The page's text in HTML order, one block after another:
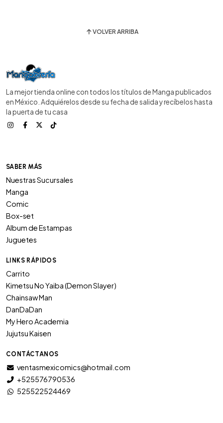
VOLVER ARRIBA
La mejor tienda online con todos los títulos de Manga publicados
en México. Adquiérelos desde su fecha de salida y recíbelos hasta
la puerta de tu casa
SABER MÁS
Nuestras Sucursales
Manga
Comic
Box-set
Album de Estampas
Juguetes
LINKS RÁPIDOS
Carrito
Kimetsu No Yaiba (Demon Slayer)
Chainsaw Man
DanDaDan
My Hero Academia
Jujutsu Kaisen
CONTÁCTANOS
ventasmexicomics@hotmail.com
+525576790536
525522524469